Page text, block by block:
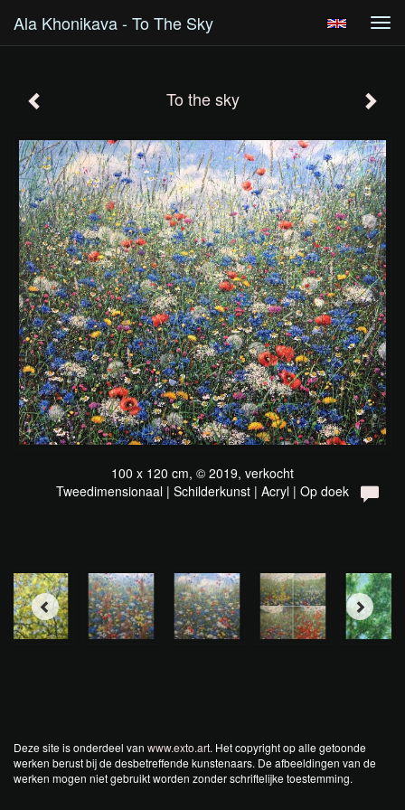
Ala Khonikava - To The Sky
To the sky
100 x 120 cm, © 2019, verkocht
Tweedimensionaal | Schilderkunst | Acryl | Op doek
Deze site is onderdeel van www.exto.art. Het copyright op alle getoonde
werken berust bij de desbetreffende kunstenaars. De afbeeldingen van de
werken mogen niet gebruikt worden zonder schriftelijke toestemming.